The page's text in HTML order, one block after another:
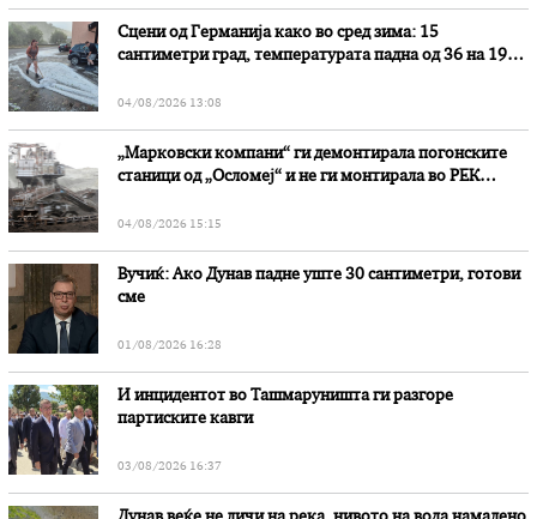
Сцени од Германија како во сред зима: 15
сантиметри град, температурата падна од 36 на 19
04/08/2026 13:08
„Марковски компани“ ги демонтирала погонските
станици од „Осломеј“ и не ги монтирала во РЕК
04/08/2026 15:15
Вучиќ: Ако Дунав падне уште 30 сантиметри, готови
сме
01/08/2026 16:28
И инцидентот во Ташмаруништa ги разгоре
партиските кавги
03/08/2026 16:37